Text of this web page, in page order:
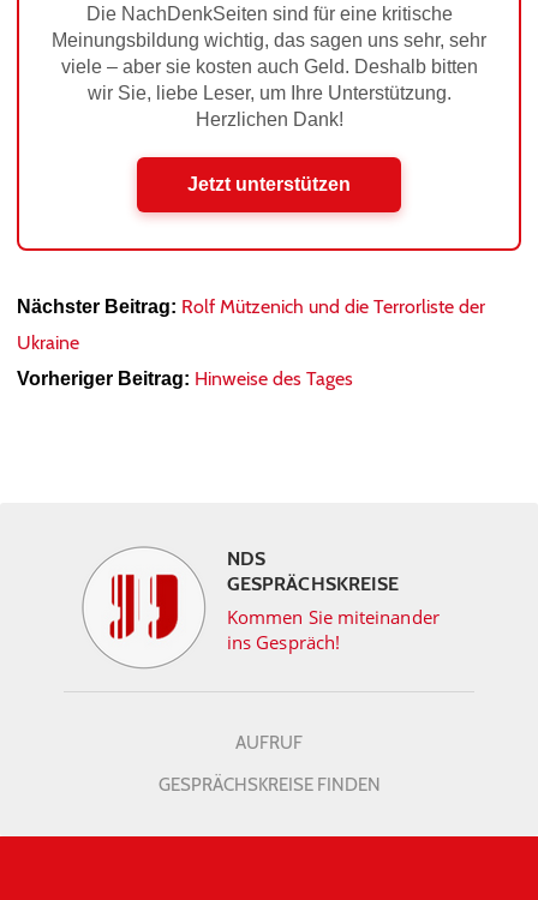
Die NachDenkSeiten sind für eine kritische
Meinungsbildung wichtig, das sagen uns sehr, sehr
viele – aber sie kosten auch Geld. Deshalb bitten
wir Sie, liebe Leser, um Ihre Unterstützung.
Herzlichen Dank!
Jetzt unterstützen
Nächster Beitrag: Rolf Mützenich und die Terrorliste der
Ukraine
Vorheriger Beitrag: Hinweise des Tages
NDS
GESPRÄCHSKREISE
Kommen Sie miteinander
ins Gespräch!
AUFRUF
GESPRÄCHSKREISE FINDEN